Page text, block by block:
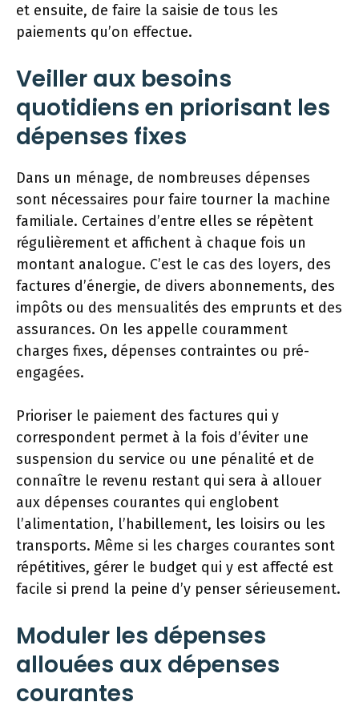
et ensuite, de faire la saisie de tous les
paiements qu’on effectue.
Veiller aux besoins
quotidiens en priorisant les
dépenses fixes
Dans un ménage, de nombreuses dépenses
sont nécessaires pour faire tourner la machine
familiale. Certaines d’entre elles se répètent
régulièrement et affichent à chaque fois un
montant analogue. C’est le cas des loyers, des
factures d’énergie, de divers abonnements, des
impôts ou des mensualités des emprunts et des
assurances. On les appelle couramment
charges fixes, dépenses contraintes ou pré-
engagées.
Prioriser le paiement des factures qui y
correspondent permet à la fois d’éviter une
suspension du service ou une pénalité et de
connaître le revenu restant qui sera à allouer
aux dépenses courantes qui englobent
l’alimentation, l’habillement, les loisirs ou les
transports. Même si les charges courantes sont
répétitives, gérer le budget qui y est affecté est
facile si prend la peine d’y penser sérieusement.
Moduler les dépenses
allouées aux dépenses
courantes